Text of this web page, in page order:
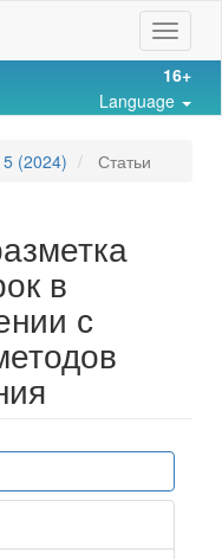
Toggle
16+
Language
(2024) Статьи
в
с